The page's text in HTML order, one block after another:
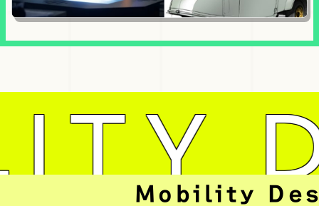
Mobility